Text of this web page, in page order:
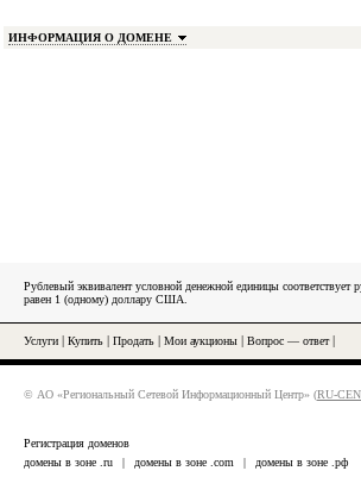
ИНФОРМАЦИЯ О ДОМЕНЕ
Рублевый эквивалент условной денежной единицы
равен 1 (одному) доллару США.
Услуги Купить Продать Мои аукционы Вопрос — ответ|
© АО «Региональный Сетевой Информационный Центр» (RU-
Регистрация доменов
домены в зоне .ru
| домены в зоне .com | домены в зоне .рф